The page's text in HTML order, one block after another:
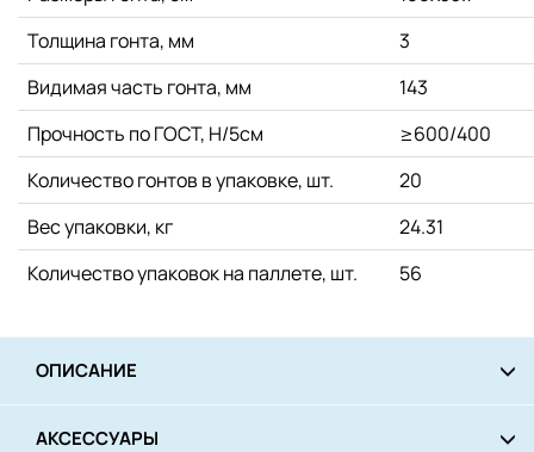
Толщина гонта, мм
3
Видимая часть гонта, мм
143
Прочность по ГОСТ, Н/5см
≥600/400
Количество гонтов в упаковке, шт.
20
Вес упаковки, кг
24.31
Количество упаковок на паллете, шт.
56
ОПИСАНИЕ
АКСЕССУАРЫ